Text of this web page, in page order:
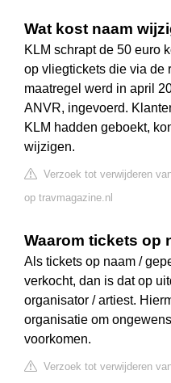
Wat kost naam
KLM schrapt de 50 euro
op vliegtickets die via de
maatregel werd in april
ANVR, ingevoerd.
KLM hadden geboekt,
wijzigen.
Verzoek tot verwijderen
op travmagazine.nl
Waarom tickets op
Als tickets op naam /
verkocht, dan is dat op
organisator / artiest.
organisatie om
voorkomen.
Verzoek tot verwijderen